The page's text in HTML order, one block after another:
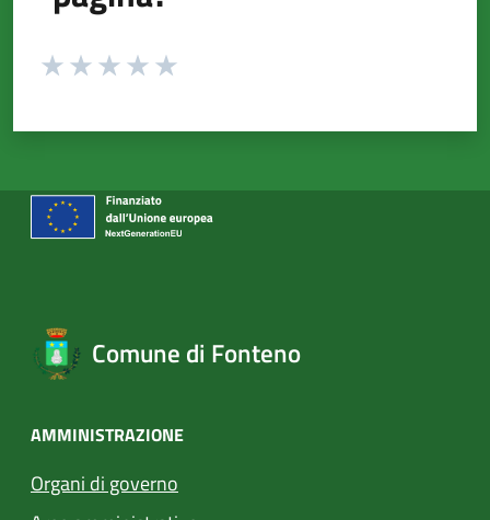
Valuta da 1 a 5 stelle la pagina
Comune di Fonteno
AMMINISTRAZIONE
Organi di governo